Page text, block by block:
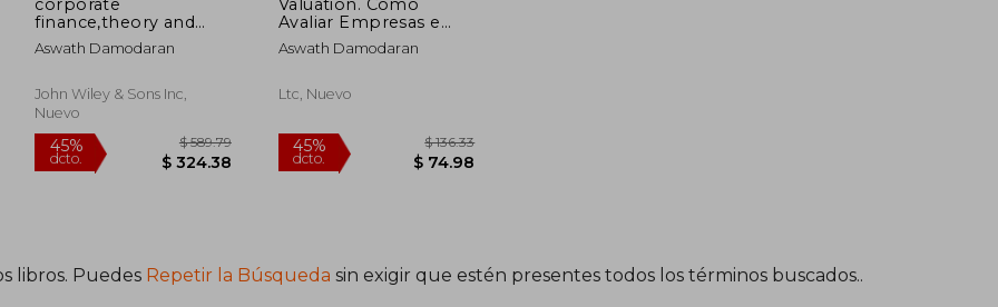
finance,theory and
practice
Aswath Damodaran
John Wiley & Sons Inc,
Nuevo
Avaliar Empresas e
Escolher as Melhores
Ações (em
(en Portugués)
Aswath Damodaran
Ltc, Nuevo
libros. Puedes Repetir la Búsqueda sin exigir que estén presentes todos los términos buscados..